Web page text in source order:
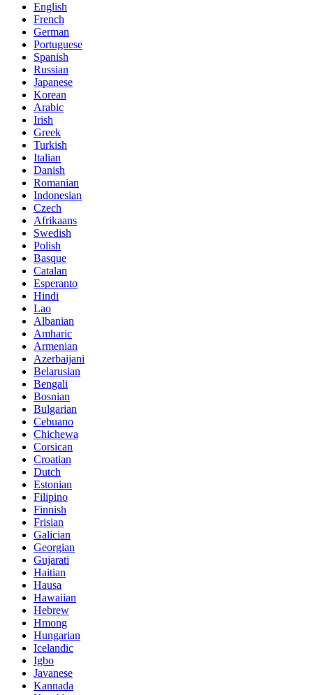
English
French
German
Portuguese
Spanish
Russian
Japanese
Korean
Arabic
Irish
Greek
Turkish
Italian
Danish
Romanian
Indonesian
Czech
Afrikaans
Swedish
Polish
Basque
Catalan
Esperanto
Hindi
Lao
Albanian
Amharic
Armenian
Azerbaijani
Belarusian
Bengali
Bosnian
Bulgarian
Cebuano
Chichewa
Corsican
Croatian
Dutch
Estonian
Filipino
Finnish
Frisian
Galician
Georgian
Gujarati
Haitian
Hausa
Hawaiian
Hebrew
Hmong
Hungarian
Icelandic
Igbo
Javanese
Kannada